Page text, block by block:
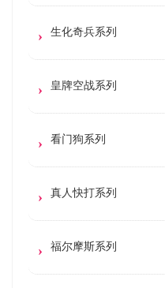
生化奇兵系列
皇牌空战系列
看门狗系列
真人快打系列
福尔摩斯系列